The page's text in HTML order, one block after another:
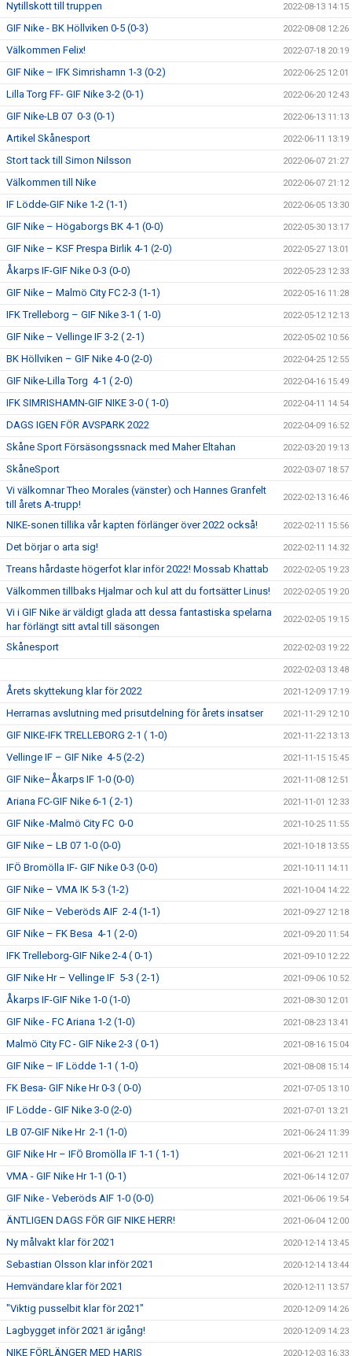
Nytillskott till truppen 2022-08-13 14:15
GIF Nike - BK Höllviken 0-5 (0-3) 2022-08-08 12:26
Välkommen Felix! 2022-07-18 20:19
GIF Nike – IFK Simrishamn 1-3 (0-2) 2022-06-25 12:01
Lilla Torg FF- GIF Nike 3-2 (0-1) 2022-06-20 12:43
GIF Nike-LB 07 0-3 (0-1) 2022-06-13 11:13
Artikel Skånesport 2022-06-11 13:19
Stort tack till Simon Nilsson 2022-06-07 21:27
Välkommen till Nike 2022-06-07 21:12
IF Lödde-GIF Nike 1-2 (1-1) 2022-06-05 13:30
GIF Nike – Högaborgs BK 4-1 (0-0) 2022-05-30 13:17
GIF Nike – KSF Prespa Birlik 4-1 (2-0) 2022-05-27 13:01
Åkarps IF-GIF Nike 0-3 (0-0) 2022-05-23 12:33
GIF Nike – Malmö City FC 2-3 (1-1) 2022-05-16 11:28
IFK Trelleborg – GIF Nike 3-1 ( 1-0) 2022-05-12 12:13
GIF Nike – Vellinge IF 3-2 ( 2-1) 2022-05-02 10:56
BK Höllviken – GIF Nike 4-0 (2-0) 2022-04-25 12:55
GIF Nike-Lilla Torg 4-1 ( 2-0) 2022-04-16 15:49
IFK SIMRISHAMN-GIF NIKE 3-0 ( 1-0) 2022-04-11 14:54
DAGS IGEN FÖR AVSPARK 2022 2022-04-09 16:52
Skåne Sport Försäsongssnack med Maher Eltahan 2022-03-20 19:13
SkåneSport 2022-03-07 18:57
Vi välkomnar Theo Morales (vänster) och Hannes Granfelt
till årets A-trupp!
2022-02-13 16:46
NIKE-sonen tillika vår kapten förlänger över 2022 också! 2022-02-11 15:56
Det börjar o arta sig! 2022-02-11 14:32
Treans hårdaste högerfot klar inför 2022! Mossab Khattab 2022-02-05 19:23
Välkommen tillbaks Hjalmar och kul att du fortsätter Linus! 2022-02-05 19:20
Vi i GIF Nike är väldigt glada att dessa fantastiska spelarna
har förlängt sitt avtal till säsongen
2022-02-05 19:15
Skånesport 2022-02-03 19:22
2022-02-03 13:48
Årets skyttekung klar för 2022 2021-12-09 17:19
Herrarnas avslutning med prisutdelning för årets insatser 2021-11-29 12:10
GIF NIKE-IFK TRELLEBORG 2-1 ( 1-0) 2021-11-22 13:13
Vellinge IF – GIF Nike 4-5 (2-2) 2021-11-15 15:45
GIF Nike–Åkarps IF 1-0 (0-0) 2021-11-08 12:51
Ariana FC-GIF Nike 6-1 ( 2-1) 2021-11-01 12:33
GIF Nike -Malmö City FC 0-0 2021-10-25 11:55
GIF Nike – LB 07 1-0 (0-0) 2021-10-18 13:55
IFÖ Bromölla IF- GIF Nike 0-3 (0-0) 2021-10-11 14:11
GIF Nike – VMA IK 5-3 (1-2) 2021-10-04 14:22
GIF Nike – Veberöds AIF 2-4 (1-1) 2021-09-27 12:18
GIF Nike – FK Besa 4-1 ( 2-0) 2021-09-20 11:54
IFK Trelleborg-GIF Nike 2-4 ( 0-1) 2021-09-10 12:22
GIF Nike Hr – Vellinge IF 5-3 ( 2-1) 2021-09-06 10:52
Åkarps IF-GIF Nike 1-0 (1-0) 2021-08-30 12:01
GIF Nike - FC Ariana 1-2 (1-0) 2021-08-23 13:41
Malmö City FC - GIF Nike 2-3 ( 0-1) 2021-08-16 15:04
GIF Nike – IF Lödde 1-1 ( 1-0) 2021-08-08 15:14
FK Besa- GIF Nike Hr 0-3 ( 0-0) 2021-07-05 13:10
IF Lödde - GIF Nike 3-0 (2-0) 2021-07-01 13:21
LB 07-GIF Nike Hr 2-1 (1-0) 2021-06-24 11:39
GIF Nike Hr – IFÖ Bromölla IF 1-1 ( 1-1) 2021-06-21 12:11
VMA - GIF Nike Hr 1-1 (0-1) 2021-06-14 12:07
GIF Nike - Veberöds AIF 1-0 (0-0) 2021-06-06 19:54
ÄNTLIGEN DAGS FÖR GIF NIKE HERR! 2021-06-04 12:00
Ny målvakt klar för 2021 2020-12-14 13:45
Sebastian Olsson klar inför 2021 2020-12-14 13:44
Hemvändare klar för 2021 2020-12-11 13:57
"Viktig pusselbit klar för 2021" 2020-12-09 14:26
Lagbygget inför 2021 är igång! 2020-12-09 14:23
NIKE FÖRLÄNGER MED HARIS 2020-12-03 16:33